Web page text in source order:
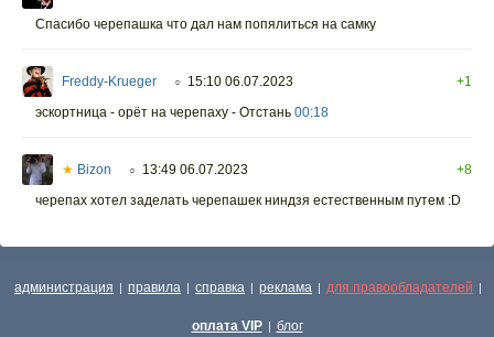
Спасибо черепашка что дал нам попялиться на самку
Freddy-Krueger ○ 15:10 06.07.2023
+1
эскортница - орёт на черепаху - Отстань 00:18
★ Bizon ○ 13:49 06.07.2023
+8
черепах хотел заделать черепашек ниндзя естественным путем :D
администрация | правила | справка | реклама | для правообладателей |
оплата VIP | блог